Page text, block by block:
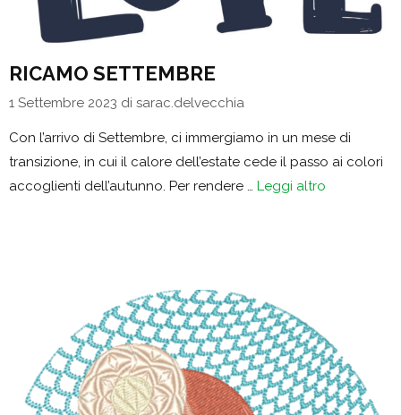
RICAMO SETTEMBRE
1 Settembre 2023 di sarac.delvecchia
Con l’arrivo di Settembre, ci immergiamo in un mese di
transizione, in cui il calore dell’estate cede il passo ai colori
accoglienti dell’autunno. Per rendere … Leggi altro